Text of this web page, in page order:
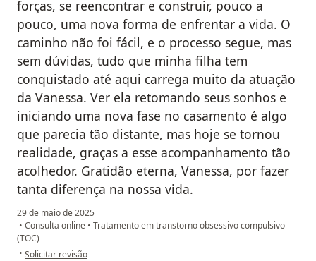
forças, se reencontrar e construir, pouco a
pouco, uma nova forma de enfrentar a vida. O
caminho não foi fácil, e o processo segue, mas
sem dúvidas, tudo que minha filha tem
conquistado até aqui carrega muito da atuação
da Vanessa. Ver ela retomando seus sonhos e
iniciando uma nova fase no casamento é algo
que parecia tão distante, mas hoje se tornou
realidade, graças a esse acompanhamento tão
acolhedor. Gratidão eterna, Vanessa, por fazer
tanta diferença na nossa vida.
29 de maio de 2025
• Consulta online • Tratamento em transtorno obsessivo compulsivo
(TOC)
• na opinião do utilizador Chirllis Pessoa Fortuna
Solicitar revisão